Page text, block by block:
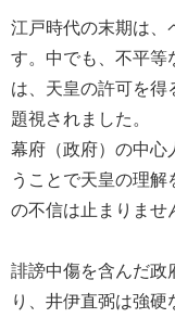
江戸時代の末期は、
す。中でも、不平等
は、天皇の許可を得
題視されました。
幕府（政府）の中心
うことで天皇の理
の不信は止まりませ
誹謗中傷を含んだ政
り、井伊直弼は強硬